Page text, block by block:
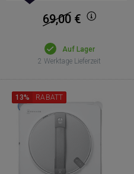
69,00€
Auf Lager
2 Werktage Lieferzeit
13% RABATT